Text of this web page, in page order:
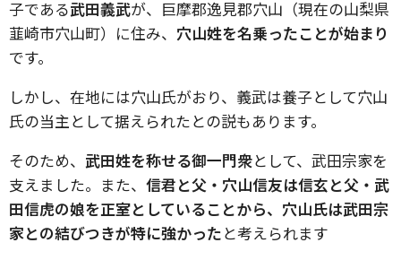
子である武田義武が、巨摩郡逸見郡穴山（現在の山梨県
韮崎市穴山町）に住み、 穴山姓を名乗ったことが始まり
です。
しかし、在地には穴山氏がおり、義武は養子として穴山
氏の当主として据えられたとの説もあります。
そのため、 武田姓を称せる御一門衆として、武田宗家を
支えました。また、 信君と父・穴山信友は信玄と父・武
田信虎の娘を正室としていることから、穴山氏は武田宗
家との結びつきが特に強かったと考えられます